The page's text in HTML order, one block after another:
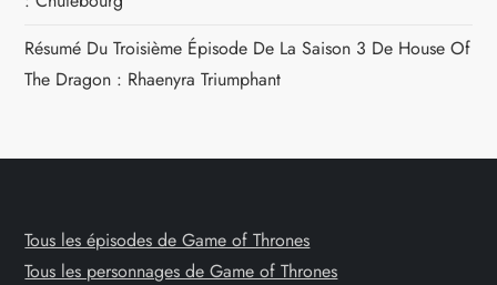
Résumé Du Troisième Épisode De La Saison 3 De House Of
The Dragon : Rhaenyra Triumphant
Tous les épisodes de Game of Thrones
Tous les personnages de Game of Thrones